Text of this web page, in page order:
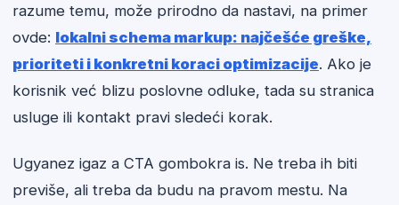
razume temu, može prirodno da nastavi, na primer
ovde: lokalni schema markup: najčešće greške,
prioriteti i konkretni koraci optimizacije. Ako je
korisnik već blizu poslovne odluke, tada su stranica
usluge ili kontakt pravi sledeći korak.
Ugyanez igaz a CTA gombokra is. Ne treba ih biti
previše, ali treba da budu na pravom mestu. Na